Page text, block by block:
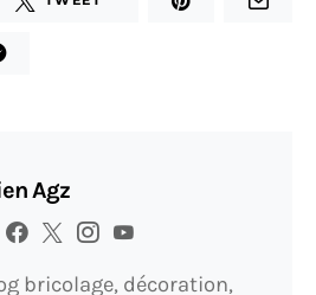
Agz
bricolage, décoration,